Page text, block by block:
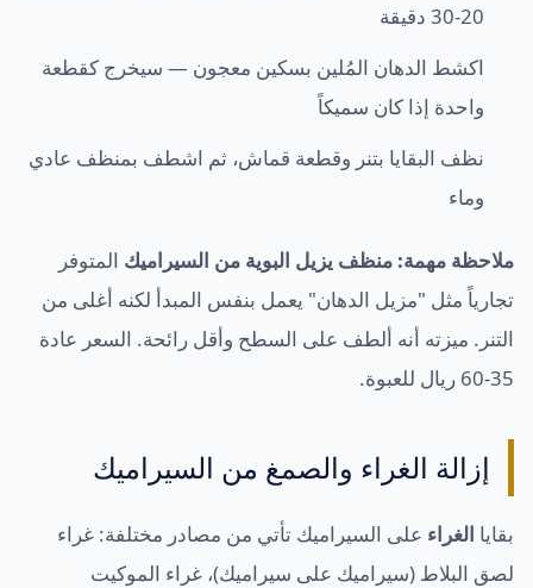
20-30 دقيقة
اكشط الدهان المُلين بسكين معجون — سيخرج كقطعة
واحدة إذا كان سميكاً
نظف البقايا بتنر وقطعة قماش، ثم اشطف بمنظف عادي
وماء
ملاحظة مهمة: منظف يزيل البوية من السيراميك المتوفر
تجارياً مثل "مزيل الدهان" يعمل بنفس المبدأ لكنه أغلى من
التنر. ميزته أنه ألطف على السطح وأقل رائحة. السعر عادة
35-60 ريال للعبوة.
إزالة الغراء والصمغ من السيراميك
بقايا الغراء على السيراميك تأتي من مصادر مختلفة: غراء
لصق البلاط (سيراميك على سيراميك)، غراء الموكيت